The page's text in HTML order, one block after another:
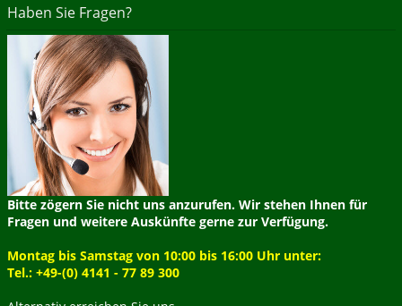
Haben Sie Fragen?
Bitte zögern Sie nicht uns anzurufen. Wir stehen Ihnen für
Fragen und weitere Auskünfte gerne zur Verfügung.
Montag bis Samstag von 10:00 bis 16:00 Uhr unter:
Tel.: +49-(0) 4141 - 77 89 300